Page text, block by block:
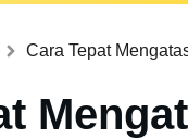
Cara Tepat